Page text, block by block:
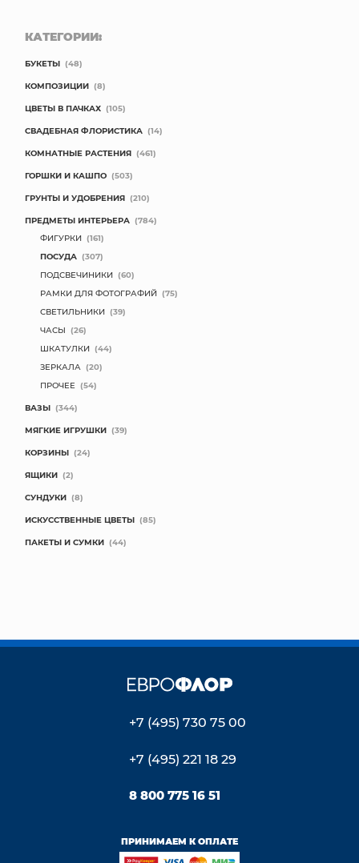
КАТЕГОРИИ:
БУКЕТЫ (48)
КОМПОЗИЦИИ (8)
ЦВЕТЫ В ПАЧКАХ (105)
СВАДЕБНАЯ ФЛОРИСТИКА (14)
КОМНАТНЫЕ РАСТЕНИЯ (461)
ГОРШКИ И КАШПО (503)
ГРУНТЫ И УДОБРЕНИЯ (210)
ПРЕДМЕТЫ ИНТЕРЬЕРА (784)
ФИГУРКИ (161)
ПОСУДА (307)
ПОДСВЕЧИНИКИ (60)
РАМКИ ДЛЯ ФОТОГРАФИЙ (75)
СВЕТИЛЬНИКИ (39)
ЧАСЫ (26)
ШКАТУЛКИ (44)
ЗЕРКАЛА (20)
ПРОЧЕЕ (54)
ВАЗЫ (344)
МЯГКИЕ ИГРУШКИ (39)
КОРЗИНЫ (24)
ЯЩИКИ (2)
СУНДУКИ (8)
ИСКУССТВЕННЫЕ ЦВЕТЫ (85)
ПАКЕТЫ И СУМКИ (44)
+7 (495) 730 75 00
+7 (495) 221 18 29
8 800 775 16 51
ПРИНИМАЕМ К ОПЛАТЕ